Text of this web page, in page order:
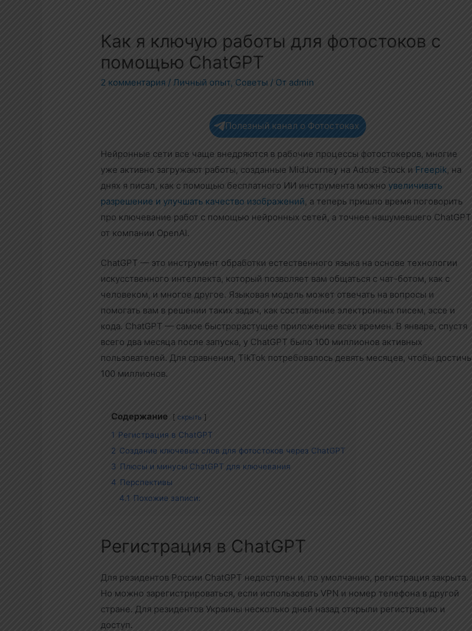
Как я ключую работы для фотостоков с
помощью ChatGPT
2 комментария /Личный опыт, Советы / От admin
Полезный канал о Фотостоках
Нейронные сети все чаще внедряются в рабочие процессы фотостокеров, многие
уже активно загружают работы, созданные MidJourney на Adobe Stock и Freepik, на
днях я писал, как с помощью бесплатного ИИ инструмента можноувеличивать
разрешение и улучшать качество изображений, а теперь пришло время поговорить
про ключевание работ с помощью нейронных сетей, а точнее нашумевшего ChatGPT
от компании OpenAI.
ChatGPT — это инструмент обработки естественного языка на основе технологии
искусственного интеллекта, который позволяет вам общаться с чат-ботом, как с
человеком, и многое другое. Языковая модель может отвечать на вопросы и
помогать вам в решении таких задач, как составление электронных писем, эссе и
кода. ChatGPT — самое быстрорастущее приложение всех времен. В январе, спустя
всего два месяца после запуска, у ChatGPT было 100 миллионов активных
пользователей. Для сравнения, TikTok потребовалось девять месяцев, чтобы достичь
100 миллионов.
Содержание скрыть
1 Регистрация в ChatGPT
2 Создание ключевых слов для фотостоков через ChatGPT
3 Плюсы и минусы ChatGPT для ключевания
4 Перспективы
4.1 Похожие записи:
Регистрация в ChatGPT
Для резидентов России ChatGPT недоступен и, по умолчанию, регистрация закрыта.
Но можно зарегистрироваться, если использовать VPN и номер телефона в другой
стране. Для резидентов Украины несколько дней назад открыли регистрацию и
доступ.